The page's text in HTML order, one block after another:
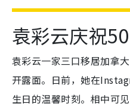
袁彩云庆祝
袁彩云一家三口移居加拿
开露面。 日前，她在
生日的温馨时刻。相中可